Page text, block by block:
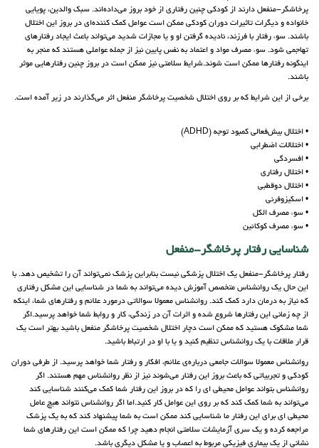
پرخاشگر-منفعل دارند از کودکی چنین رفتاری از خود بروز می‌داده‌اند. سبک والدین، پویایی
خانواده و دیگرات تاثیرات دوران کودکی ممکن است عوامل کمک کننده‌ای در بروز این اختلال
باشند. سوء رفتار با فرزند، نادیده گرفتن او و یا مجازات شدید می‌تواند باعث ایجاد رفتارهای
تهاجمی شود. سوء مصرف مواد و اعتماد به نفس پایین نیز از جمله عواملی هستند که منجر به
اینگونه رفتارها ممکن است شوند.شرایط سلامتی نیز ممکن است در بروز چنین رفتارهایی موثر
باشند.
برخی از این شرایط که بر روی اختلال شخصیت پرخاشگر منفعل اثر می‌گذارند در زیر آمده است.
• اختلال بیش‌فعالی کمبود توجه (ADHD)
• اختلالات اضطرابی
• افسردگی
• اختلال رفتاری
• اختلال دوقطبی
• اسکیزوفرنی
• سوء مصرف الکل
• سوء مصرف کوکائین
شناسایی رفتار پرخاشگر-منفعل
رفتار پرخاشگر-منفعل یک اختلال پزشکی نیست بنابراین پزشک نمی‌تواند آن را تشخیص دهد. با
این حال یک روانشناس متخصص آموزش دیده می‌تواند به شما در شناسایی این مشکل رفتاری
که نیاز به درمان دارد کمک کند. روانشناس معمولا سوالاتی درمورد علائم و رفتارهای شما، اینکه
از چه زمانی این رفتارها شروع شده و اثرات آن در زندگی، کار و روابط شما خواهد پرسید.اگر
شما مشکوک هستید که ممکن است دچار اختلال شخصیت پرخاشگر منفعل باشید بهتر است یک
قرار ملاقات با یک روانشناس تنظیم کنید و یا با او در ارتباط باشید.
روانشناس معمولا سوالات جامعی درباره‌ی علائم، افکار و رفتار شما خواهد پرسید. از طرفی دوران
کودکی و تجربیاتی که باعث بروز این رفتار می‌شوند نیز از نظر روانشناس مهم هستند. اگر
روانشناس بتواند عوامل محیطی ای را که در بروز این رفتار شما کمک می‌کنند شناسایی کند
می‌تواند به شما کمک کند که بر روی این عوامل کار کنید.اما اگر روانشناس نتواند هیچ عامل
محیطی ای برای این رفتار ما شناسایی کند ممکن است به شما پیشنهاد کند که به یک پزشک
مراجعه کرده و یک سری آزمایشات سلامتی انجام دهید چرا که ممکن است این رفتارهای شما
نشانی از یک بیماری فیزیکی مربوط به اعصاب و یا مشکل دیگری باشد.